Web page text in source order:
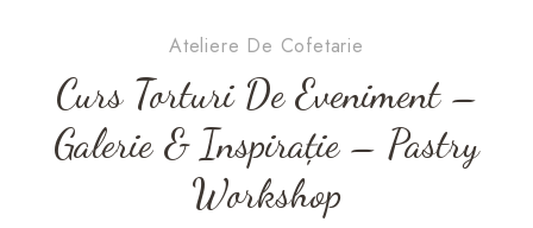
Ateliere De Cofetarie
Curs Torturi De Eveniment –
Galerie & Inspirație – Pastry
Workshop